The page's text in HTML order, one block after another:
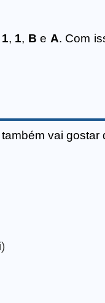
1, 1, B e A. Com
vai gostar